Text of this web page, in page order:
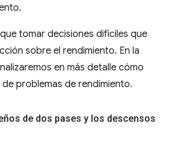
tomar decisiones difíciles que
sobre el rendimiento. En la
en más detalle cómo
problemas de rendimiento.
de dos pases y los descensos